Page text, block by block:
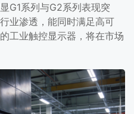
G1系列与G2系列表现突
业渗透，能同时满足高可
工业触控显示器，将在市场